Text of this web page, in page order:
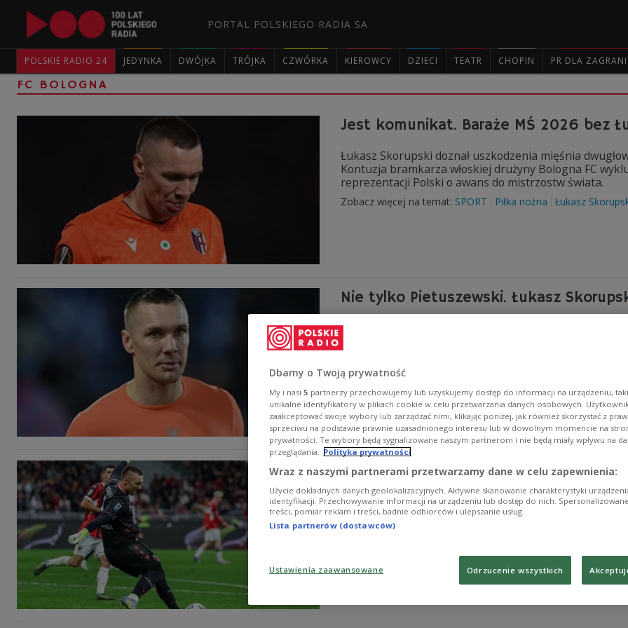
PORTAL POLSKIEGO RADIA SA
POLSKIE RADIO 24 JEDYNKA DWÓJKA TRÓJKA CZWÓRKA KIEROWCY DZIECI TEATR CHOPIN PR DLA
FC BOLOGNA
Jest komunikat. Baraże MŚ 2026 bez
Łukasz Skorupski doznał uszkodzenia mięśnia
Kontuzja bramkarza włoskiej drużyny Bologna FC
reprezentacji Polski o awans do mistrzostw świata.
Zobacz więcej na temat: SPORT Piłka nożna Łukasz
Nie tylko Pietuszewski. Łukasz
Łukasz Skorupski doznał kontuzji uda w wygranym
reprezentacji Polski dokończył spotkanie z urazem,
informacja dla selekcjonera Jana Urbana po
o mistrzostwa świata.
Zobacz więcej na temat: SPORT Łukasz Skorupski Piłka nożna
Łukasz Skorupski zdobył Puchar
FC Bologna pokonała AC Milan 1:0 i sięgnęła po
rozegrał Łukasz Skorupski.
Zobacz więcej na temat:
Dbamy o Twoją prywatność
My i nasi 5 partnerzy przechowujemy lub uzyskujemy dostęp do informacji na urządzeniu,
unikalne identyfikatory w plikach cookie w celu przetwarzania danych osobowych.
zaakceptować swoje wybory lub zarządzać nimi, klikając poniżej, jak również skorzystać z
sprzeciwu na podstawie prawnie uzasadnionego interesu lub w dowolnym momencie na
prywatności. Te wybory będą sygnalizowane naszym partnerom i nie będą miały wpływu na
przeglądania. Polityka prywatności
Wraz z naszymi partnerami przetwarzamy dane w celu zapewnienia:
Użycie dokładnych danych geolokalizacyjnych. Aktywne skanowanie charakterystyki
identyfikacji. Przechowywanie informacji na urządzeniu lub dostęp do nich.
treści, pomiar reklam i treści, badnie odbiorców i ulepszanie usług.
Lista partnerów (dostawców)
Ustawienia zaawansowane Odrzucenie wszystkich